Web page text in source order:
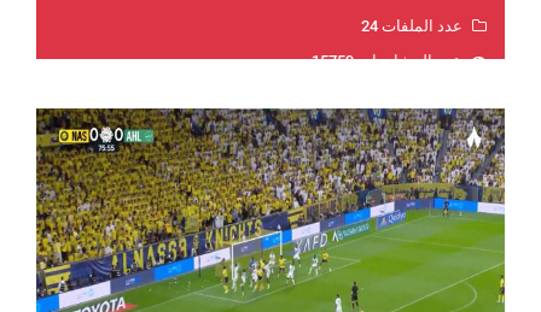
عدد الملفات 24
عدد المشاهدات 15759